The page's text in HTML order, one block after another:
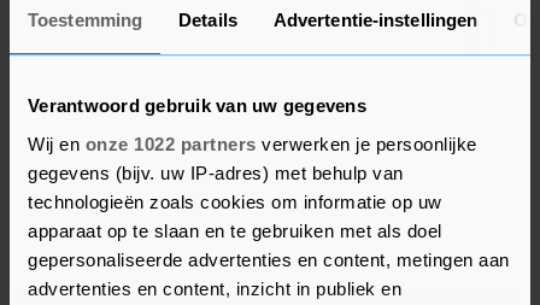
Toestemming Details Advertentie-instellingen
Verantwoord gebruik van uw gegevens
Wij en onze 1022 partners verwerken je persoonlijke
gegevens (bijv. uw IP-adres) met behulp van
technologieën zoals cookies om informatie op uw
apparaat op te slaan en te gebruiken met als doel
gepersonaliseerde advertenties en content, metingen aan
advertenties en content, inzicht in publiek en